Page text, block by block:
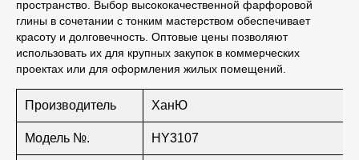
пространство. Выбор высококачественной фарфоровой
глины в сочетании с тонким мастерством обеспечивает
красоту и долговечность. Оптовые цены позволяют
использовать их для крупных закупок в коммерческих
проектах или для оформления жилых помещений.
Производитель ХанЮ
Модель №. HY3107